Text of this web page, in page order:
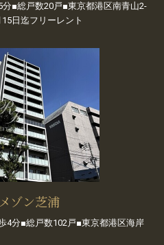
■総戸数20戸■東京都港区南青山2-
日迄フリーレント
ゾン芝浦
4分■総戸数102戸■東京都港区海岸